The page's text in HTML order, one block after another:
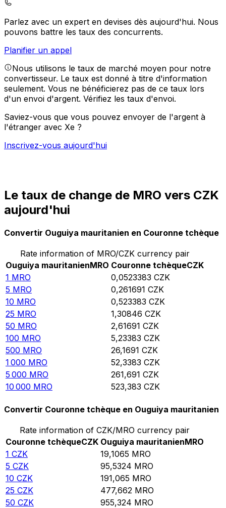
Parlez avec un expert en devises dès aujourd'hui. Nous
pouvons battre les taux des concurrents.
Planifier un appel
Nous utilisons le taux de marché moyen pour notre
convertisseur. Le taux est donné à titre d'information
seulement. Vous ne bénéficierez pas de ce taux lors
d'un envoi d'argent. Vérifiez les taux d'envoi.
Saviez-vous que vous pouvez envoyer de l'argent à
l'étranger avec Xe ?
Inscrivez-vous aujourd'hui
Le taux de change de MRO vers CZK
aujourd'hui
Convertir Ouguiya mauritanien en Couronne tchèque
Rate information of MRO/CZK currency pair
Ouguiya mauritanienMRO Couronne tchèqueCZK
1 MRO 0,0523383 CZK
5 MRO 0,261691 CZK
10 MRO 0,523383 CZK
25 MRO 1,30846 CZK
50 MRO 2,61691 CZK
100 MRO 5,23383 CZK
500 MRO 26,1691 CZK
1 000 MRO 52,3383 CZK
5 000 MRO 261,691 CZK
10 000 MRO 523,383 CZK
Convertir Couronne tchèque en Ouguiya mauritanien
Rate information of CZK/MRO currency pair
Couronne tchèqueCZK Ouguiya mauritanienMRO
1 CZK 19,1065 MRO
5 CZK 95,5324 MRO
10 CZK 191,065 MRO
25 CZK 477,662 MRO
50 CZK 955,324 MRO